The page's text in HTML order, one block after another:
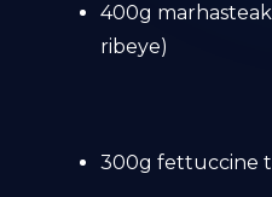
400g
ribeye)
300g fettuccine